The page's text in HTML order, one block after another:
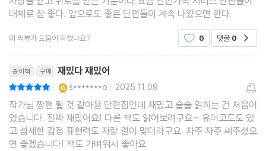
대체로 참 좋다. 앞으로도 좋은 단편들이 계속 나왔으면 한다.
이 리뷰가 도움이 되었나요? 0 댓글 0
종이책 구매 재밌다 재밌어
| s*******o | 2025.11.09
작가님 짱팬 될 것 같아용 단편집인데 재밌고 술술 읽히는 건 처음이
었습니다. 진짜 재밌어요! 다른 책도 읽어보려구요~ 유머코드도 있
고 섬세한 감정 표현력도 저랑 결이 맞더라구요. 자주 자주 써주셨으
면 좋겠습니다! 책도 가벼워서 좋아요